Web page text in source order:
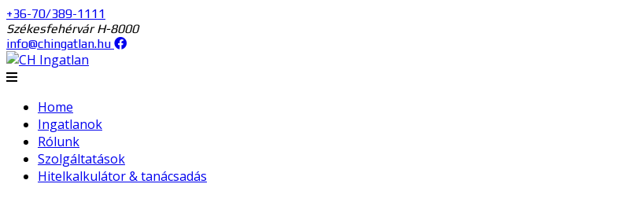
+36-70/389-1111
Székesfehérvár H-8000
info@chingatlan.hu
Home
Ingatlanok
Rólunk
Szolgáltatások
Hitelkalkulátor & tanácsadás